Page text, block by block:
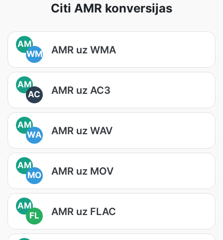
Citi AMR konversijas
AM
WM
AMR uz WMA
AM
AC
AMR uz AC3
AM
WA
AMR uz WAV
AM
MO
AMR uz MOV
AM
FL
AMR uz FLAC